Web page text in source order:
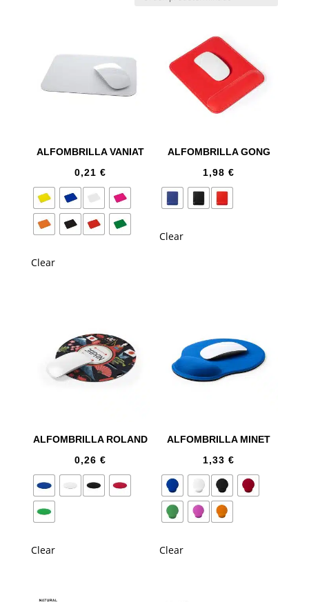
ALFOMBRILLA VANIAT
0,21 €
Clear
ALFOMBRILLA GONG
1,98€
Clear
ALFOMBRILLA ROLAND
0,26 €
Clear
ALFOMBRILLA MINET
1,33€
Clear